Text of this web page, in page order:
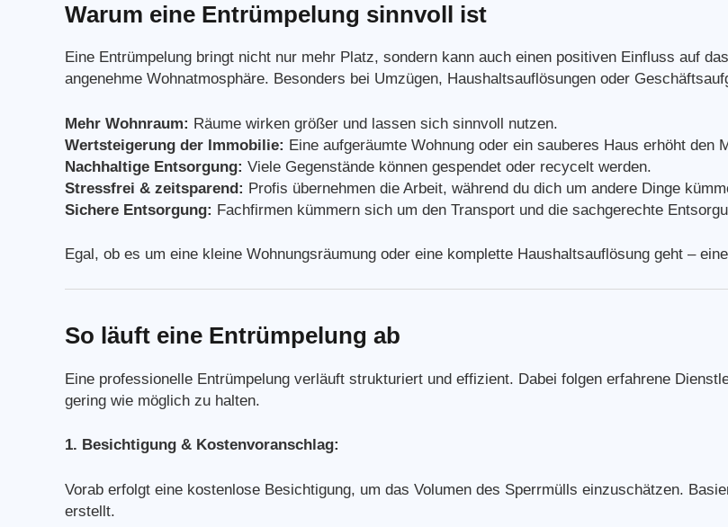
Warum eine Entrümpelung sinnvoll ist
Eine Entrümpelung bringt nicht nur mehr Platz, sondern kann auch einen positiven Einfluss auf
angenehme Wohnatmosphäre. Besonders bei Umzügen, Haushaltsauflösungen oder
Mehr Wohnraum: Räume wirken größer und lassen sich sinnvoll nutzen.
Wertsteigerung der Immobilie: Eine aufgeräumte Wohnung oder ein sauberes Haus erhöht den
Nachhaltige Entsorgung: Viele Gegenstände können gespendet oder recycelt werden.
Stressfrei & zeitsparend: Profis übernehmen die Arbeit, während du dich um andere Dinge
Sichere Entsorgung: Fachfirmen kümmern sich um den Transport und die sachgerechte
Egal, ob es um eine kleine Wohnungsräumung oder eine komplette Haushaltsauflösung geht –
So läuft eine Entrümpelung ab
Eine professionelle Entrümpelung verläuft strukturiert und effizient. Dabei folgen erfahrene
gering wie möglich zu halten.
1. Besichtigung & Kostenvoranschlag:
Vorab erfolgt eine kostenlose Besichtigung, um das Volumen des Sperrmülls einzuschätzen.
erstellt.